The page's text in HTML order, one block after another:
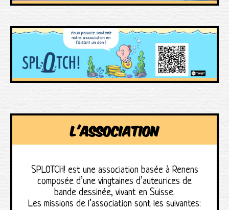
l'association
SPLOTCH! est une association basée à Renens
composée d’une vingtaines d’auteurices de
bande dessinée, vivant en Suisse.
Les missions de l’association sont les suivantes: